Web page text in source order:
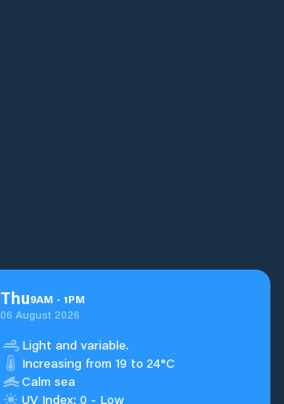
Thu9AM - 1PM
06 August 2026
Light and variable.
Increasing from 19 to 24°C
Calm sea
UV Index: 0 - Low